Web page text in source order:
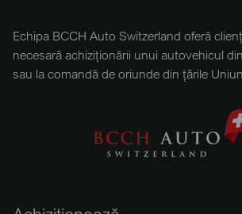
Echipa BCCH Auto Switzerland oferă
necesară achiziționării unui autovehicul
sau la comandă de oriunde din țările